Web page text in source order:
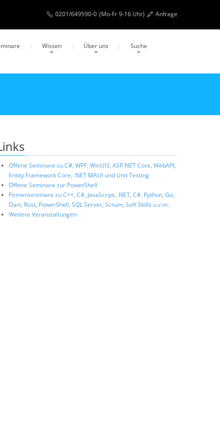
0201/649590-0 (Mo-Fr 9-16 Uhr) Anfrage
Wissen Über uns Suche
Offene Seminare zu C#, WPF, WinUI3, ASP.NET Core, WebAPI,
Entity Framework Core, .NET MAUI und Unit Testing
Offene Seminare zur PowerShell
Firmenseminare zu C++, C#, JavaScript, .NET, C#, Python, Go,
Dart, Rust, PowerShell, SQL Server, Scrum, Soft Skills u.v.m.
Weitere Veranstaltungen